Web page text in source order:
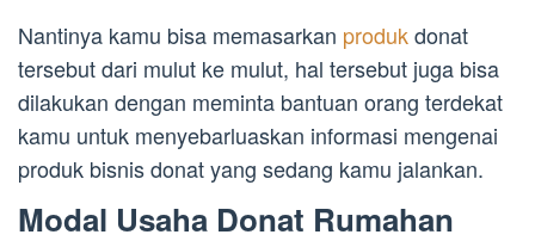
Nantinya kamu bisa memasarkan produkdonat
tersebut dari mulut ke mulut, hal tersebut juga bisa
dilakukan dengan meminta bantuan orang terdekat
kamu untuk menyebarluaskan informasi mengenai
produk bisnis donat yang sedang kamu jalankan.
Modal Usaha Donat Rumahan